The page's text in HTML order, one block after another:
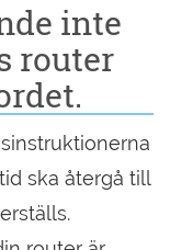
inte
router
ska återgå till